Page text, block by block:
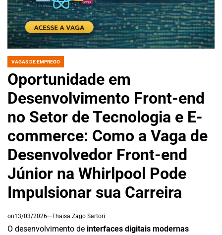
POSTED
VAGAS DE EMPREGO
Oportunidade em
Desenvolvimento Front-end
no Setor de Tecnologia e E-
commerce: Como a Vaga de
Desenvolvedor Front-end
Júnior na Whirlpool Pode
Impulsionar sua Carreira
on13/03/2026 Thaisa Zago Sartori
O desenvolvimento de interfaces digitais modernas